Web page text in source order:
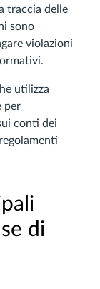
traccia delle
sono
violazioni
utilizza
per
conti dei
di